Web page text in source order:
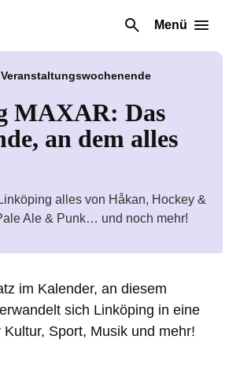
Menü
MAXAR: Das
an dem alles
alles von Håkan, Hockey &
Ale & Punk… und noch mehr!
im Kalender, an diesem
sich Linköping in eine
Sport, Musik und mehr!